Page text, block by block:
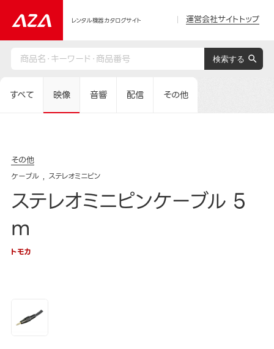
レンタル機器カタログサイト 運営会社サイトトップ
すべて 映像 音響 配信 その他
その他
ケーブル ステレオミニピン
ステレオミニピンケーブル 5
m
トモカ